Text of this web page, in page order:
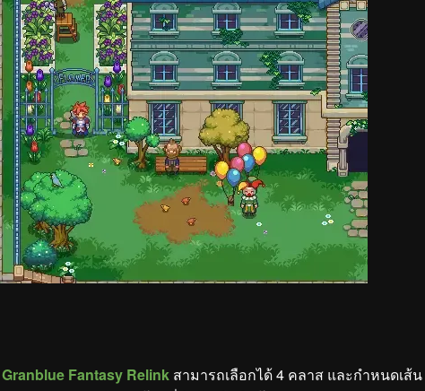
Granblue Fantasy Relink สามารถเลือกได้ 4 คลาส และกำหนดเส้น